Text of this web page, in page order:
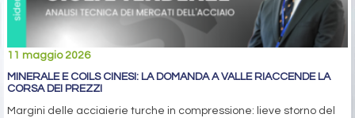
11 maggio 2026
MINERALE E COILS CINESI: LA DOMANDA A VALLE RIACCENDE LA
CORSA DEI PREZZI
Margini delle acciaierie turche in compressione: lieve storno del